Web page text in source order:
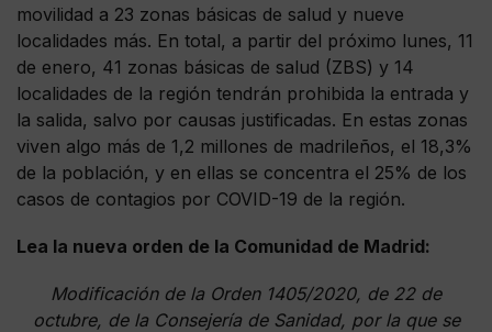
movilidad a 23 zonas básicas de salud y nueve
localidades más. En total, a partir del próximo lunes, 11
de enero, 41 zonas básicas de salud (ZBS) y 14
localidades de la región tendrán prohibida la entrada y
la salida, salvo por causas justificadas. En estas zonas
viven algo más de 1,2 millones de madrileños, el 18,3%
de la población, y en ellas se concentra el 25% de los
casos de contagios por COVID-19 de la región.
Lea la nueva orden de la Comunidad de Madrid:
Modificación de la Orden 1405/2020, de 22 de
octubre, de la Consejería de Sanidad, por la que se